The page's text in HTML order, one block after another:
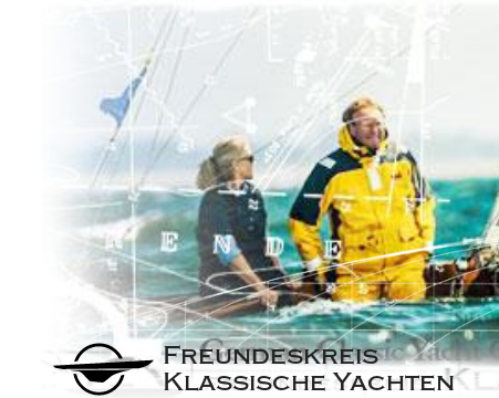
Freundeskreis
Klassische Yachten